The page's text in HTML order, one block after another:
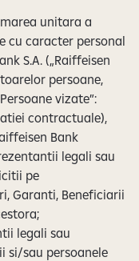
unitara a
cu caracter personal
S.A. („Raiffeisen
persoane,
vizate”:
contractuale),
Bank
legali sau
pe
Garanti, Beneficiarii
legali sau
si/sau persoanele